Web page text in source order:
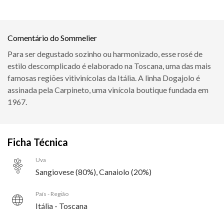
Comentário do Sommelier
Para ser degustado sozinho ou harmonizado, esse rosé de
estilo descomplicado é elaborado na Toscana, uma das mais
famosas regiões vitivinícolas da Itália. A linha Dogajolo é
assinada pela Carpineto, uma vinícola boutique fundada em
1967.
Ficha Técnica
Uva
Sangiovese (80%), Canaiolo (20%)
País - Região
Itália - Toscana